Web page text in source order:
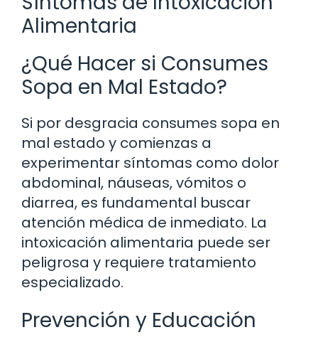
Alimentaria
¿Qué Hacer si Consumes
Sopa en Mal Estado?
Si por desgracia consumes sopa en
mal estado y comienzas a
experimentar síntomas como dolor
abdominal, náuseas, vómitos o
diarrea, es fundamental buscar
atención médica de inmediato. La
intoxicación alimentaria puede ser
peligrosa y requiere tratamiento
especializado.
Prevención y Educación